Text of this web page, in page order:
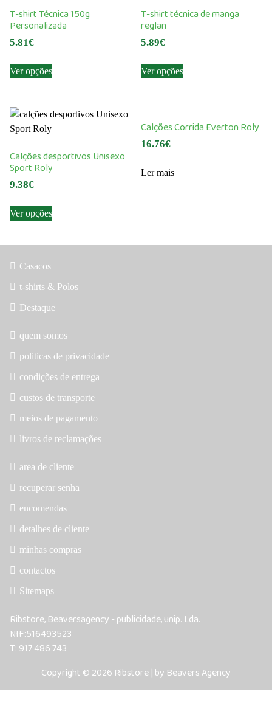
T-shirt Técnica 150g
Personalizada
5.81€
Ver opçõesproduct
variants.
may
on
the
T-shirt técnica de manga
reglan
5.89€
Ver opçõesproduct
The
Calções desportivos Unisexo
Sport Roly
9.38€
Ver opçõesproduct
multiple
options
may
chosen
product
Calções Corrida Everton Roly
16.76€
Ler mais
Casacos
t-shirts & Polos
Destaque
quem somos
politicas de privacidade
condições de entrega
custos de transporte
meios de pagamento
livros de reclamações
area de cliente
recuperar senha
encomendas
detalhes de cliente
minhas compras
contactos
Sitemaps
Ribstore, Beaversagency - publicidade, unip. Lda.
NIF:516493523
T: 917 486 743
Copyright © 2026 Ribstore | by Beavers Agency